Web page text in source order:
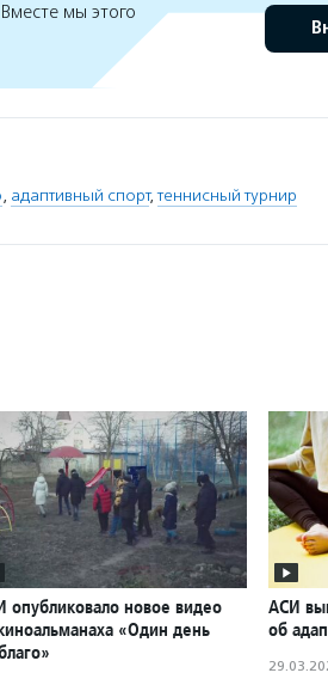
мы этого
, адаптивный спорт,теннисный турнир
опубликовало новое видео
«Один день
АСИ
об